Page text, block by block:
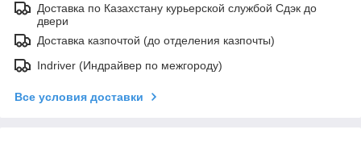
Доставка по Казахстану курьерской службой Сдэк до
двери
Доставка казпочтой (до отделения казпочты)
Indriver (Индрайвер по межгороду)
Все условия доставки